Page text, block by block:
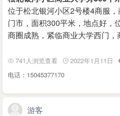
位于松北银河小区2号楼4商服
门市，面积300平米，地点好，
商圈成熟，紧临商业大学西门
741人浏览查看 2022年1月11日
电话：15045377170
游客